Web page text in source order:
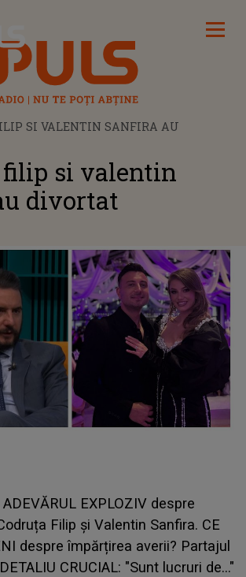
SI VALENTIN SANFIRA AU
filip si valentin
divortat
EXPLOZIV despre
Filip și Valentin Sanfira. CE
despre împărțirea averii? Partajul
CRUCIAL: "Sunt lucruri de..."